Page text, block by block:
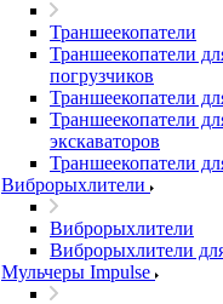
Траншеекопатели
Траншеекопатели
погрузчиков
Траншеекопатели
Траншеекопатели
экскаваторов
Траншеекопатели
Виброрыхлители
Виброрыхлители
Виброрыхлители
Мульчеры Impulse